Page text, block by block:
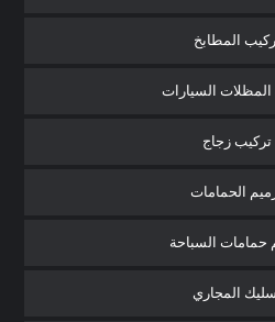
المطابخ
السيارات
تركيب زجاج
الحمامات
حمامات السباحة
المجاري